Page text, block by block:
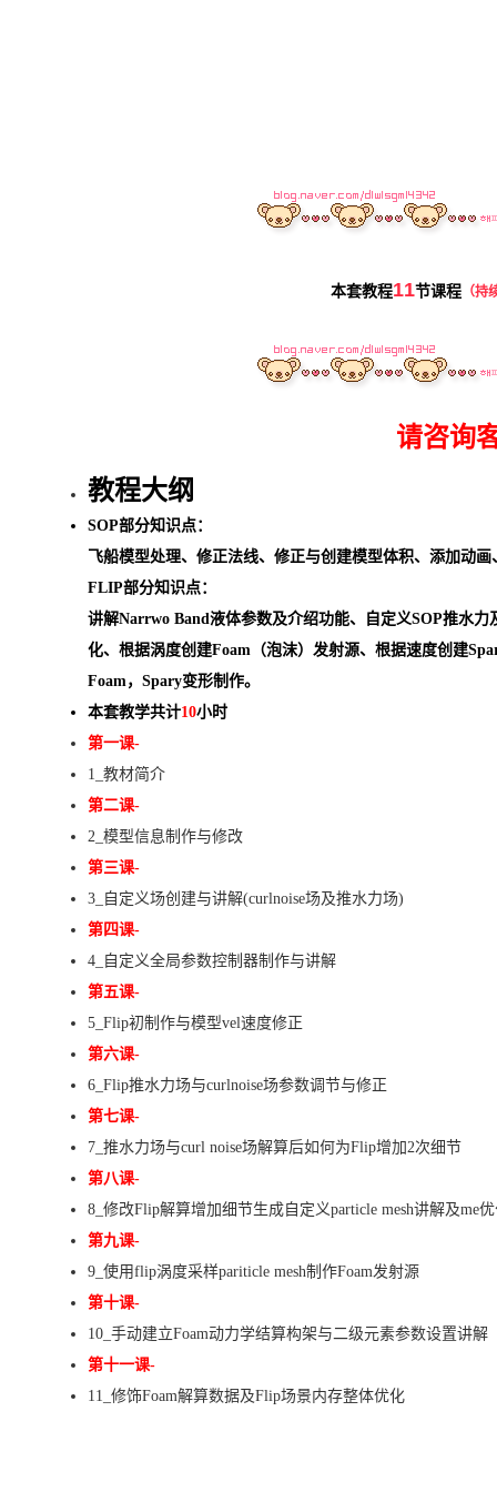
本套教程11节课程（持
请咨询
教程大纲
SOP部分知识点：
飞船模型处理、修正法线、修正与创建模型体积、添加动
FLIP部分知识点：
讲解Narrwo Band液体参数及介绍功能、自定义SOP推水
化、根据涡度创建Foam（泡沫）发射源、根据速度创建
Foam，Spary变形制作。
本套教学共计10小时
第一课-
1_教材简介
第二课-
2_模型信息制作与修改
第三课-
3_自定义场创建与讲解(curlnoise场及推水力场)
第四课-
4_自定义全局参数控制器制作与讲解
第五课-
5_Flip初制作与模型vel速度修正
第六课-
6_Flip推水力场与curlnoise场参数调节与修正
第七课-
7_推水力场与curl noise场解算后如何为Flip增加2次细节
第八课-
8_修改Flip解算增加细节生成自定义particle mesh讲解及me
第九课-
9_使用flip涡度采样pariticle mesh制作Foam发射源
第十课-
10_手动建立Foam动力学结算构架与二级元素参数设置讲解
第十一课-
11_修饰Foam解算数据及Flip场景内存整体优化